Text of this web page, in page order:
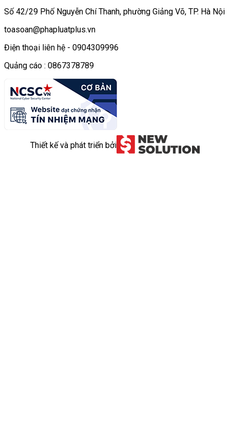
Số 42/29 Phố Nguyễn Chí Thanh, phường Giảng Võ, TP. Hà Nội
toasoan@phapluatplus.vn
Điện thoại liên hệ - 0904309996
Quảng cáo : 0867378789
Thiết kế và phát triển bởi